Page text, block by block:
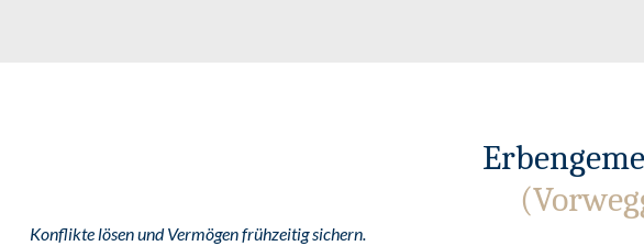
Konflikte lösen und Vermögen frühzeitig sichern.